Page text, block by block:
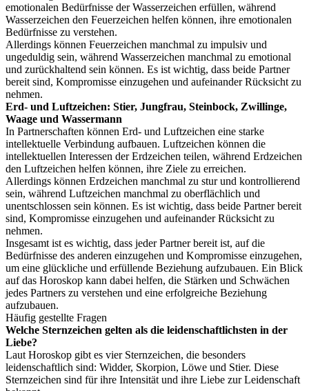
emotionalen Bedürfnisse der Wasserzeichen erfüllen, während
Wasserzeichen den Feuerzeichen helfen können, ihre emotionalen
Bedürfnisse zu verstehen.
Allerdings können Feuerzeichen manchmal zu impulsiv und
ungeduldig sein, während Wasserzeichen manchmal zu emotional
und zurückhaltend sein können. Es ist wichtig, dass beide Partner
bereit sind, Kompromisse einzugehen und aufeinander Rücksicht zu
nehmen.
Erd- und Luftzeichen: Stier, Jungfrau, Steinbock, Zwillinge,
Waage und Wassermann
In Partnerschaften können Erd- und Luftzeichen eine starke
intellektuelle Verbindung aufbauen. Luftzeichen können die
intellektuellen Interessen der Erdzeichen teilen, während Erdzeichen
den Luftzeichen helfen können, ihre Ziele zu erreichen.
Allerdings können Erdzeichen manchmal zu stur und kontrollierend
sein, während Luftzeichen manchmal zu oberflächlich und
unentschlossen sein können. Es ist wichtig, dass beide Partner bereit
sind, Kompromisse einzugehen und aufeinander Rücksicht zu
nehmen.
Insgesamt ist es wichtig, dass jeder Partner bereit ist, auf die
Bedürfnisse des anderen einzugehen und Kompromisse einzugehen,
um eine glückliche und erfüllende Beziehung aufzubauen. Ein Blick
auf das Horoskop kann dabei helfen, die Stärken und Schwächen
jedes Partners zu verstehen und eine erfolgreiche Beziehung
aufzubauen.
Häufig gestellte Fragen
Welche Sternzeichen gelten als die leidenschaftlichsten in der
Liebe?
Laut Horoskop gibt es vier Sternzeichen, die besonders
leidenschaftlich sind: Widder, Skorpion, Löwe und Stier. Diese
Sternzeichen sind für ihre Intensität und ihre Liebe zur Leidenschaft